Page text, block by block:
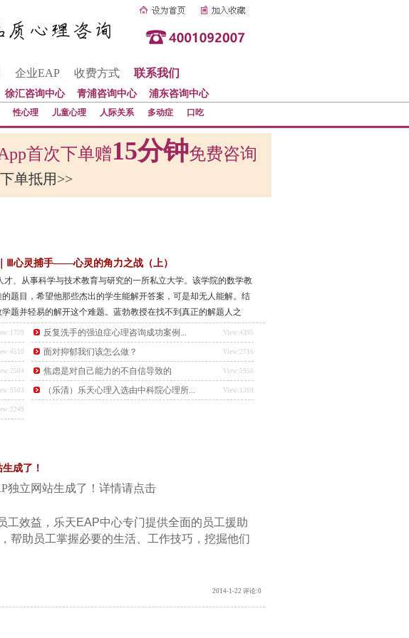
企业EAP 收费方式 联系我们
徐汇咨询中心 青浦咨询中心 浦东咨询中心
性心理 儿童心理 人际关系 多动症 口吃
首次下单赠15分钟免费咨询
单抵用>>
Ⅲ心灵捕手——心灵的角力之战（上）
、从事科学与技术教育与研究的一所私立大学。该学院的数学教
题目，希望他那些杰出的学生能解开答案，可是却无人能解。结
题并轻易的解开这个难题。蓝勃教授在找不到真正的解题人之
View:4395
反复洗手的强迫症心理咨询成功案例...
View:2716
面对抑郁我们该怎么做？
View:5956
焦虑是对自己能力的不自信导致的
View:1369
（乐清）乐天心理入选由中科院心理所...
成了！
独立网站生成了！详情请点击
工效益，乐天EAP中心专门提供全面的员工援助
帮助员工掌握必要的生活、工作技巧，挖掘他们
2014-1-22 评论:0